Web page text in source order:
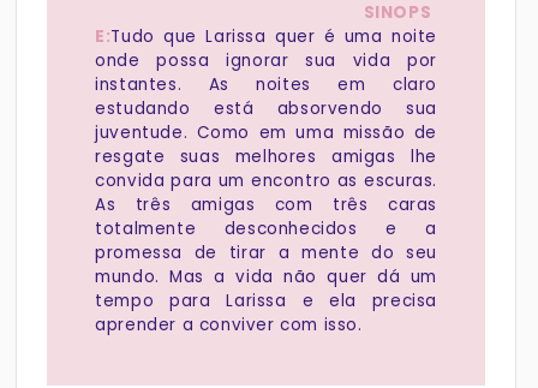
SINOPS
E:Tudo que Larissa quer é uma noite
onde possa ignorar sua vida por
instantes. As noites em claro
estudando está absorvendo sua
juventude. Como em uma missão de
resgate suas melhores amigas lhe
convida para um encontro as escuras.
As três amigas com três caras
totalmente desconhecidos e a
promessa de tirar a mente do seu
mundo. Mas a vida não quer dá um
tempo para Larissa e ela precisa
aprender a conviver com isso.